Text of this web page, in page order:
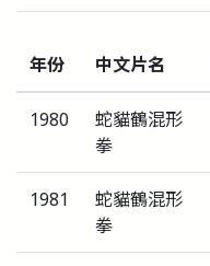
年份 中文片名
1980
蛇貓鶴混形
拳
1981
蛇貓鶴混形
拳